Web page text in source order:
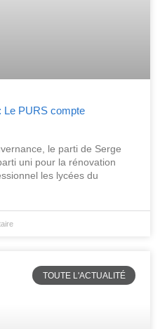
Le PURS compte
le parti de Serge
uni pour la rénovation
les lycées du
TOUTE L'ACTUALITÉ